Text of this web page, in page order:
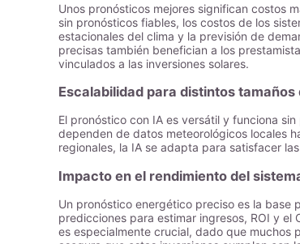
Unos pronósticos mejores significan costos
sin pronósticos fiables, los costos de los
estacionales del clima y la previsión de
precisas también benefician a los
vinculados a las inversiones solares.
Escalabilidad para distintos
El pronóstico con IA es versátil y funciona
dependen de datos meteorológicos locales
regionales, la IA se adapta para satisfacer
Impacto en el rendimiento del
Un pronóstico energético preciso es la base
predicciones para estimar ingresos, ROI y
es especialmente crucial, dado que muchos